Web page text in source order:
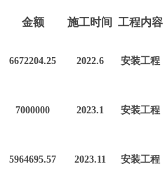
金额 施工时间 工程内容
6672204.25 2022.6 安装工程
7000000 2023.1 安装工程
5964695.57 2023.11 安装工程